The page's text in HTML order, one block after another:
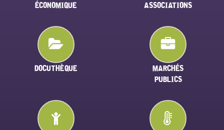
ÉCONOMIQUE
ASSOCIATIONS
DOCUTHÈQUE
MARCHÉS
PUBLICS